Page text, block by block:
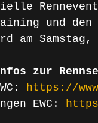
und den
am
zur
https://
EWC: